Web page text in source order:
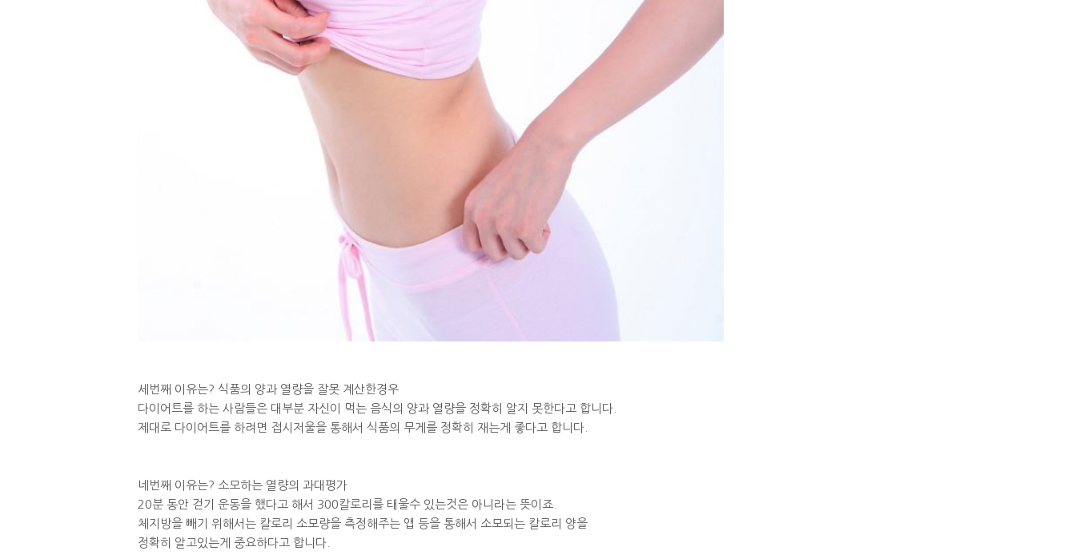
세번째 이유는? 식품의 양과 열량을 잘못 계산한경우
다이어트를 하는 사람들은 대부분 자신이 먹는 음식의 양과 열량을 정확히 알지 못한다고 합니다.
제대로 다이어트를 하려면 접시저울을 통해서 식품의 무게를 정확히 재는게 좋다고 합니다.
네번째 이유는? 소모하는 열량의 과대평가
20분 동안 걷기 운동을 했다고 해서 300칼로리를 태울수 있는것은 아니라는 뜻이죠.
체지방을 빼기 위해서는 칼로리 소모량을 측정해주는 앱 등을 통해서 소모되는 칼로리 양을
정확히 알고있는게 중요하다고 합니다.